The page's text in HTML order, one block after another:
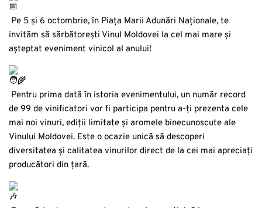
Pe 5 și 6 octombrie, în Piața Marii Adunări Naționale, te
invităm să sărbătorești Vinul Moldovei la cel mai mare și
așteptat eveniment vinicol al anului!
Pentru prima dată în istoria evenimentului, un număr record
de 99 de vinificatori vor fi participa pentru a-ți prezenta cele
mai noi vinuri, ediții limitate și aromele binecunoscute ale
Vinului Moldovei. Este o ocazie unică să descoperi
diversitatea și calitatea vinurilor direct de la cei mai apreciați
producători din țară.